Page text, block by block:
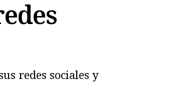
redes sociales y